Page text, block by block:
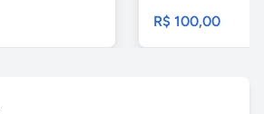
R$ 100,00